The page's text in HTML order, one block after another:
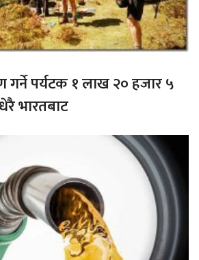
गर्ने पर्यटक १ लाख २० हजार ५
भारतबाट